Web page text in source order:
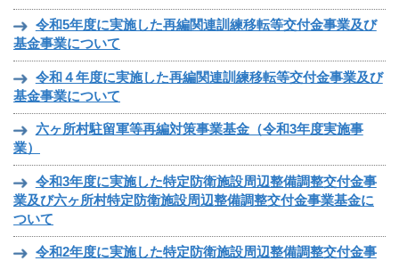
令和5年度に実施した再編関連訓練移転等交付金事業及び
基金事業について
令和４年度に実施した再編関連訓練移転等交付金事業及び
基金事業について
六ヶ所村駐留軍等再編対策事業基金（令和3年度実施事
業）
令和3年度に実施した特定防衛施設周辺整備調整交付金事
業及び六ヶ所村特定防衛施設周辺整備調整交付金事業基金に
ついて
令和2年度に実施した特定防衛施設周辺整備調整交付金事